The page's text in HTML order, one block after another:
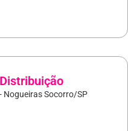
Nogueiras Socorro/SP